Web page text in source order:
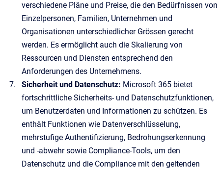
verschiedene Pläne und Preise, die den Bedürfnissen von
Einzelpersonen, Familien, Unternehmen und
Organisationen unterschiedlicher Grössen gerecht
werden. Es ermöglicht auch die Skalierung von
Ressourcen und Diensten entsprechend den
Anforderungen des Unternehmens.
Sicherheit und Datenschutz: Microsoft 365 bietet
fortschrittliche Sicherheits- und Datenschutzfunktionen,
um Benutzerdaten und Informationen zu schützen. Es
enthält Funktionen wie Datenverschlüsselung,
mehrstufige Authentifizierung, Bedrohungserkennung
und -abwehr sowie Compliance-Tools, um den
Datenschutz und die Compliance mit den geltenden